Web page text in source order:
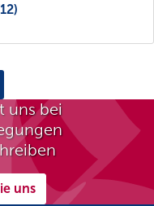
uns bei
uns